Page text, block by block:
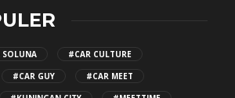
SOLUNA
#CAR CULTURE
#CAR GUY
#CAR MEET